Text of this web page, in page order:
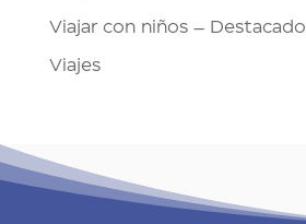
Viajar con niños – Destacado
Viajes